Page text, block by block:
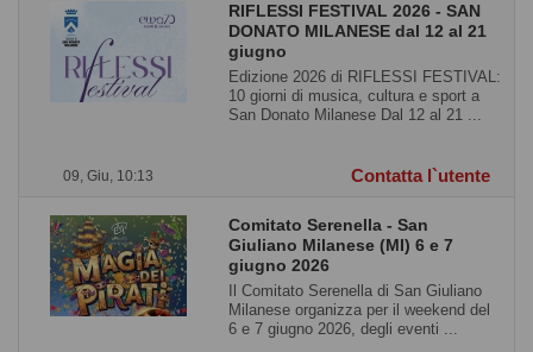
09, Giu, 10:13
RIFLESSI FESTIVAL 2026 - SAN
DONATO MILANESE dal 12 al 21
giugno
Edizione 2026 di RIFLESSI FESTIVAL:
10 giorni di musica, cultura e sport a
San Donato Milanese Dal 12 al 21 ...
Contatta l`utente
Comitato Serenella - San
Giuliano Milanese (MI) 6 e 7
giugno 2026
Il Comitato Serenella di San Giuliano
Milanese organizza per il weekend del
6 e 7 giugno 2026, degli eventi ...